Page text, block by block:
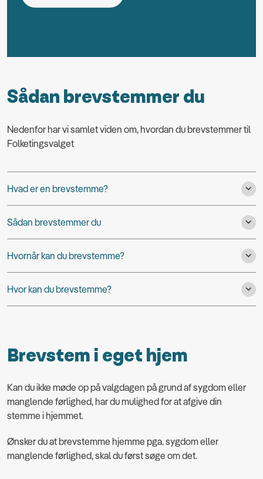
Sådan brevstemmer du
Nedenfor har vi samlet viden om, hvordan du brevstemmer til
Folketingsvalget
Hvad er en brevstemme?
Sådan brevstemmer du
Hvornår kan du brevstemme?
Hvor kan du brevstemme?
Brevstem i eget hjem
Kan du ikke møde op på valgdagen på grund af sygdom eller
manglende førlighed, har du mulighed for at afgive din
stemme i hjemmet.
Ønsker du at brevstemme hjemme pga. sygdom eller
manglende førlighed, skal du først søge om det.